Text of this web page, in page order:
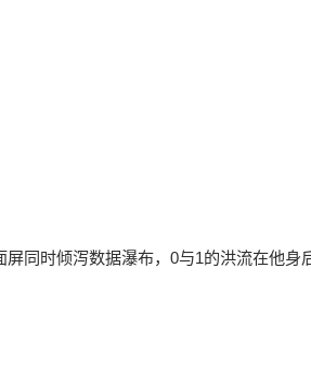
同时倾泻数据瀑布，0与1的洪流在他身